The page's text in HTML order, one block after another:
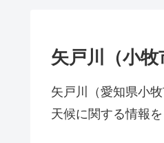
矢戸川（小
矢戸川（愛知県小
天候に関する情報を